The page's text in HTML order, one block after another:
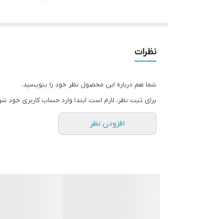
نظرات
شما هم درباره این محصول نظر خود را بنویسید.
برای ثبت نظر، لازم است ابتدا وارد حساب کاربری خود
افزودن نظر